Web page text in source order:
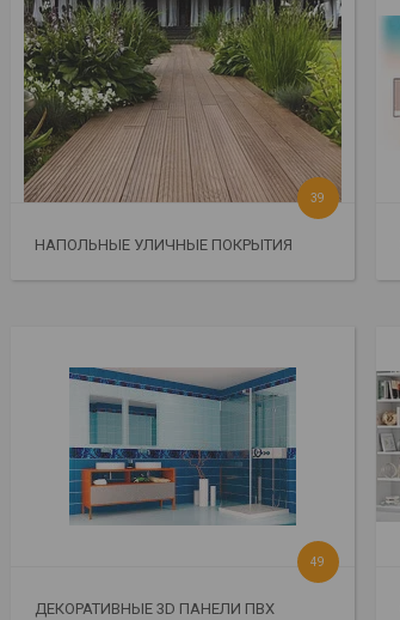
НАПОЛЬНЫЕ УЛИЧНЫЕ ПОКРЫТИЯ
39
ДЕКОРАТИВНЫЕ 3D ПАНЕЛИ ПВХ
49